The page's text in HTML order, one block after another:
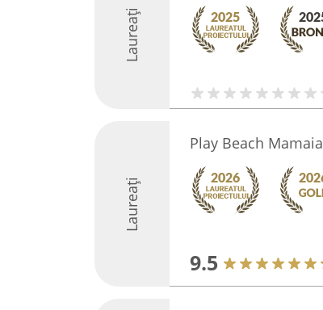
Laureați
Laureați
Play Beach Mamaia
9.5